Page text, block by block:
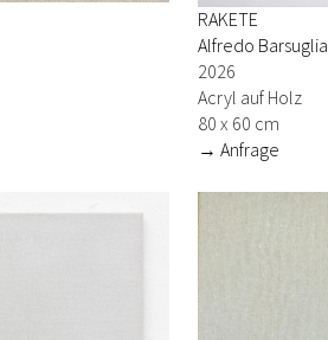
RAKETE
Alfredo Barsuglia
2026
Acryl auf Holz
80 x 60 cm
→ Anfrage